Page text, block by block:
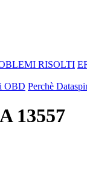
RISOLTI
OBD Perchè
13557